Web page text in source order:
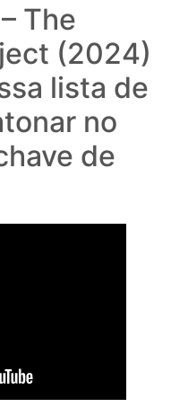
The
(2024)
lista de
no
de